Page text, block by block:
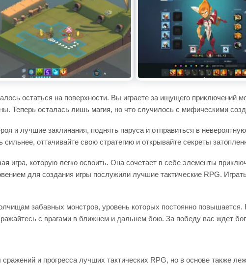
остаться на поверхности. Вы играете за ищущего
Теперь осталась лишь магия, но что случилось с мифическими
и лучшие заклинания, поднять паруса и отправиться в
оттачивайте свою стратегию и открывайте секреты
игра, которую легко освоить. Она сочетает в себе элементы
для создания игры послужили лучшие тактические RPG.
забавных монстров, уровень которых постоянно
с врагами в ближнем и дальнем бою. За победу вас ждет
и прогресса лучших тактических RPG, но в основе также